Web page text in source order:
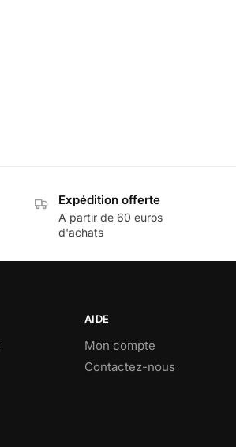
Expédition offerte
A partir de 60 euros
d'achats
AIDE
Mon compte
Contactez-nous